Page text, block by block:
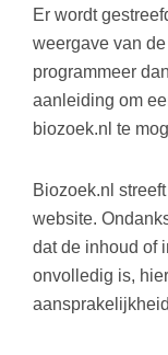
Er wordt
weergave van
programmeer
aanleiding om
biozoek.nl te
Biozoek.nl
website.
dat de inhoud of
onvolledig is,